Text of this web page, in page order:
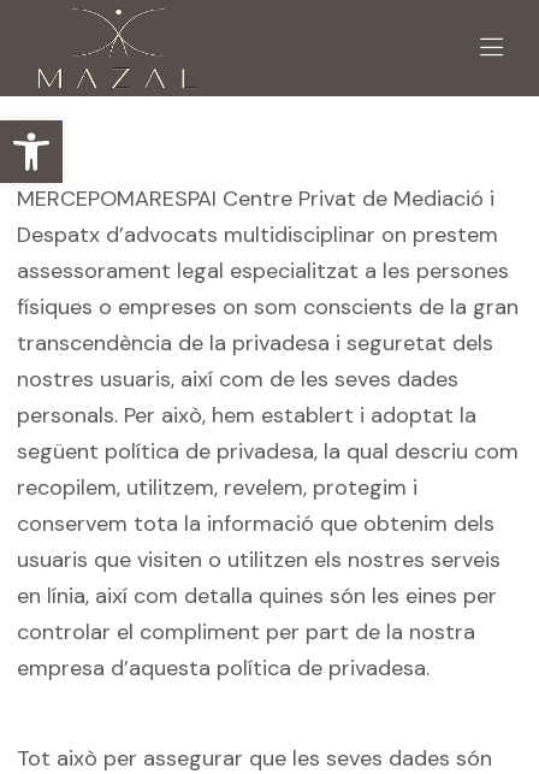
Obre la barra d'eines
MERCEPOMARESPAI Centre Privat de Mediació i
Despatx d’advocats multidisciplinar on prestem
assessorament legal especialitzat a les persones
físiques o empreses on som conscients de la gran
transcendència de la privadesa i seguretat dels
nostres usuaris, així com de les seves dades
personals. Per això, hem establert i adoptat la
següent política de privadesa, la qual descriu com
recopilem, utilitzem, revelem, protegim i
conservem tota la informació que obtenim dels
usuaris que visiten o utilitzen els nostres serveis
en línia, així com detalla quines són les eines per
controlar el compliment per part de la nostra
empresa d’aquesta política de privadesa.
Tot això per assegurar que les seves dades són